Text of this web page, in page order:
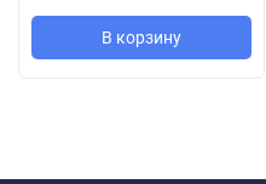
В корзину